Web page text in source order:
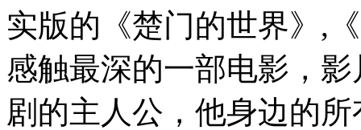
实版的《楚门的世界》,
感触最深的一部电影，
剧的主人公，他身边的